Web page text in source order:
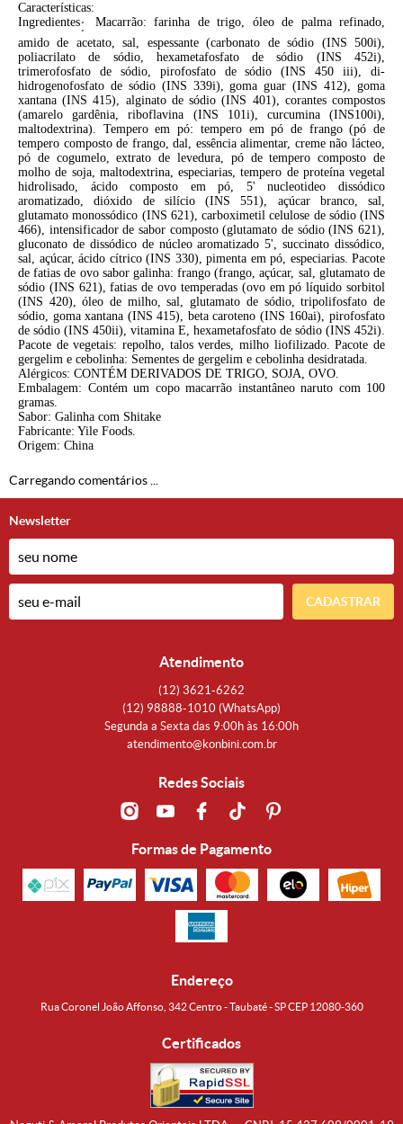
Características:
Ingredientes:
Macarrão: farinha de trigo, óleo de palma refinado,
amido de acetato, sal, espessante (carbonato de sódio (INS 500i),
poliacrilato de sódio, hexametafosfato de sódio (INS 452i),
trimerofosfato de sódio, pirofosfato de sódio (INS 450 iii), di-
hidrogenofosfato de sódio (INS 339i), goma guar (INS 412), goma
xantana (INS 415), alginato de sódio (INS 401), corantes compostos
(amarelo gardênia, riboflavina (INS 101i), curcumina (INS100i),
maltodextrina). Tempero em pó: tempero em pó de frango (pó de
tempero composto de frango, dal, essência alimentar, creme não lácteo,
pó de cogumelo, extrato de levedura, pó de tempero composto de
molho de soja, maltodextrina, especiarias, tempero de proteína vegetal
hidrolisado, ácido composto em pó, 5' nucleotideo dissódico
aromatizado, dióxido de silício (INS 551), açúcar branco, sal,
glutamato monossódico (INS 621), carboximetil celulose de sódio (INS
466), intensificador de sabor composto (glutamato de sódio (INS 621),
gluconato de dissódico de núcleo aromatizado 5', succinato dissódico,
sal, açúcar, ácido cítrico (INS 330), pimenta em pó, especiarias. Pacote
de fatias de ovo sabor galinha: frango (frango, açúcar, sal, glutamato de
sódio (INS 621), fatias de ovo temperadas (ovo em pó líquido sorbitol
(INS 420), óleo de milho, sal, glutamato de sódio, tripolifosfato de
sódio, goma xantana (INS 415), beta caroteno (INS 160ai), pirofosfato
de sódio (INS 450ii), vitamina E, hexametafosfato de sódio (INS 452i).
Pacote de vegetais: repolho, talos verdes, milho liofilizado. Pacote de
gergelim e cebolinha: Sementes de gergelim e cebolinha desidratada.
Alérgicos: CONTÉM DERIVADOS DE TRIGO, SOJA, OVO.
Embalagem: Contém um copo macarrão instantâneo naruto com 100
gramas.
Sabor: Galinha com Shitake
Fabricante: Yile Foods.
Origem: China
Carregando comentários ...
Newsletter
CADASTRAR
Atendimento
(12) 3621-6262
(12) 98888-1010 (WhatsApp)
Segunda a Sexta das 9:00h às 16:00h
atendimento@konbini.com.br
Redes Sociais
Formas de Pagamento
Endereço
Rua Coronel João Affonso, 342 Centro - Taubaté - SP CEP 12080-360
Certificados